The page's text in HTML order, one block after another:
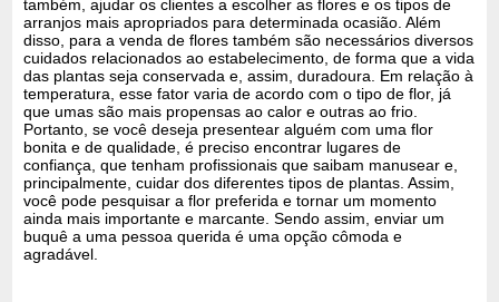
também, ajudar os clientes a escolher as flores e os tipos de
arranjos mais apropriados para determinada ocasião. Além
disso, para a venda de flores também são necessários diversos
cuidados relacionados ao estabelecimento, de forma que a vida
das plantas seja conservada e, assim, duradoura. Em relação à
temperatura, esse fator varia de acordo com o tipo de flor, já
que umas são mais propensas ao calor e outras ao frio.
Portanto, se você deseja presentear alguém com uma flor
bonita e de qualidade, é preciso encontrar lugares de
confiança, que tenham profissionais que saibam manusear e,
principalmente, cuidar dos diferentes tipos de plantas. Assim,
você pode pesquisar a flor preferida e tornar um momento
ainda mais importante e marcante. Sendo assim, enviar um
buquê a uma pessoa querida é uma opção cômoda e
agradável.